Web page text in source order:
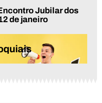
Jubilar dos
de janeiro